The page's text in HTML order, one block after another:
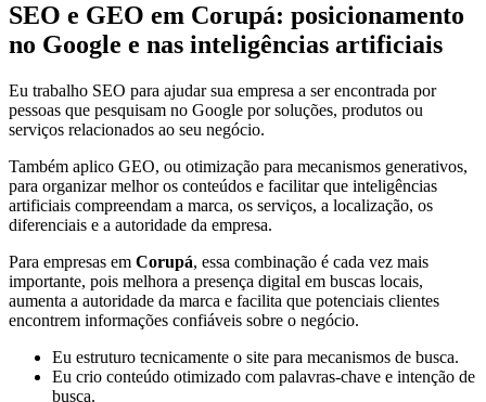
SEO e GEO em Corupá: posicionamento
no Google e nas inteligências artificiais
Eu trabalho SEO para ajudar sua empresa a ser encontrada por
pessoas que pesquisam no Google por soluções, produtos ou
serviços relacionados ao seu negócio.
Também aplico GEO, ou otimização para mecanismos generativos,
para organizar melhor os conteúdos e facilitar que inteligências
artificiais compreendam a marca, os serviços, a localização, os
diferenciais e a autoridade da empresa.
Para empresas em Corupá, essa combinação é cada vez mais
importante, pois melhora a presença digital em buscas locais,
aumenta a autoridade da marca e facilita que potenciais clientes
encontrem informações confiáveis sobre o negócio.
Eu estruturo tecnicamente o site para mecanismos de busca.
Eu crio conteúdo otimizado com palavras-chave e intenção de
busca.